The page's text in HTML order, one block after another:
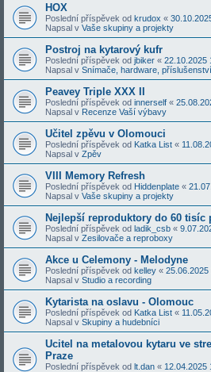
HOX
Poslední příspěvek od krudox «
Napsal v Vaše skupiny a projekty
Postroj na kytarový kufr
Poslední příspěvek od jbiker « 22.10.2025
Napsal v Snímače, hardware,
Peavey Triple XXX II
Poslední příspěvek od innerself «
Napsal v Recenze Vaší výbavy
Učitel zpěvu v Olomouci
Poslední příspěvek od Katka List «
Napsal v Zpěv
VIII Memory Refresh
Poslední příspěvek od Hiddenplate «
Napsal v Vaše skupiny a projekty
Nejlepší reproduktory do 60 tisíc
Poslední příspěvek od ladik_csb «
Napsal v Zesilovače a reproboxy
Akce u Celemony - Melodyne
Poslední příspěvek od kelley « 25.06.2025
Napsal v Studio a recording
Kytarista na oslavu - Olomouc
Poslední příspěvek od Katka List «
Napsal v Skupiny a hudebníci
Ucitel na metalovou kytaru ve
Praze
Poslední příspěvek od lt.dan « 12.04.2025